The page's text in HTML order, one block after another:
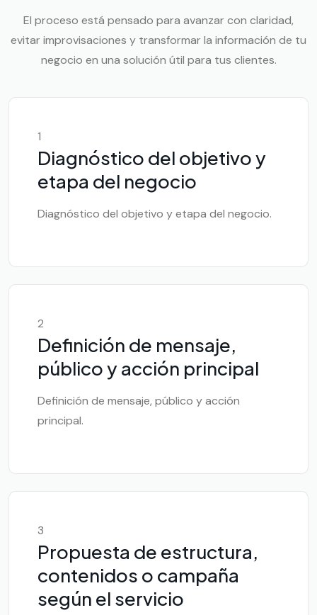
El proceso está pensado para avanzar con claridad,
evitar improvisaciones y transformar la información de tu
negocio en una solución útil para tus clientes.
1
Diagnóstico del objetivo y
etapa del negocio
Diagnóstico del objetivo y etapa del negocio.
2
Definición de mensaje,
público y acción principal
Definición de mensaje, público y acción
principal.
3
Propuesta de estructura,
contenidos o campaña
según el servicio